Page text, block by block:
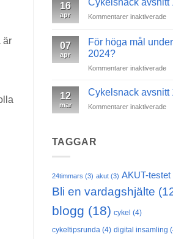
är
42
16
apr Kommentarer inaktiveradeför
15
07
apr
För höga mål under
2024?
Kommentarer inaktiveradeför
12
mar
Cykelsnack avsnitt
Kommentarer inaktiveradeför
TAGGAR
24timmars (3) akut(3) AKUT-testet
Bli en vardagshjälte
blogg (18) cykel (4)
cykeltipsrunda(4) digital insamling